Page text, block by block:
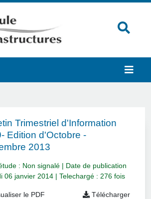
Trimestriel d'Information
Edition d'Octobre -
2013
: Non signalé | Date de publication
06 janvier 2014 | Telechargé : 276 fois
le PDF Télécharger